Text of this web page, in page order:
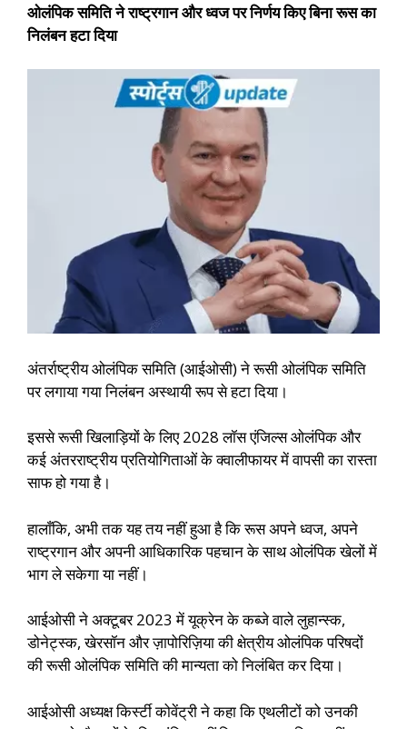
ओलंपिक समिति ने राष्ट्रगान और ध्वज पर निर्णय किए बिना रूस का
निलंबन हटा दिया
अंतर्राष्ट्रीय ओलंपिक समिति (आईओसी) ने रूसी ओलंपिक समिति
पर लगाया गया निलंबन अस्थायी रूप से हटा दिया।
इससे रूसी खिलाड़ियों के लिए 2028 लॉस एंजिल्स ओलंपिक और
कई अंतरराष्ट्रीय प्रतियोगिताओं के क्वालीफायर में वापसी का रास्ता
साफ हो गया है।
हालाँकि, अभी तक यह तय नहीं हुआ है कि रूस अपने ध्वज, अपने
राष्ट्रगान और अपनी आधिकारिक पहचान के साथ ओलंपिक खेलों में
भाग ले सकेगा या नहीं।
आईओसी ने अक्टूबर 2023 में यूक्रेन के कब्जे वाले लुहान्स्क,
डोनेट्स्क, खेरसॉन और ज़ापोरिज़िया की क्षेत्रीय ओलंपिक परिषदों
की रूसी ओलंपिक समिति की मान्यता को निलंबित कर दिया।
आईओसी अध्यक्ष किर्स्टी कोवेंट्री ने कहा कि एथलीटों को उनकी